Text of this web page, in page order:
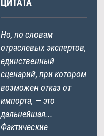
ЦИТАТА
Но, по словам
отраслевых экспертов,
единственный
сценарий, при котором
возможен отказ от
импорта, — это
дальнейшая...
Фактические